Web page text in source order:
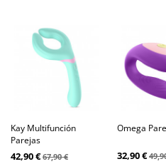
Kay Multifunción
Parejas
42,90 €67,90 €
Omega
32,90 €